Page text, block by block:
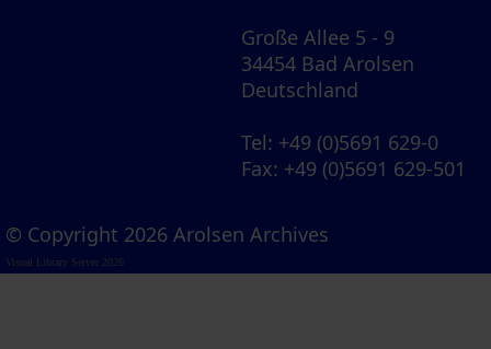
Große Allee 5 - 9
34454 Bad Arolsen
Deutschland
Tel: +49 (0)5691 629-0
Fax: +49 (0)5691 629-501
© Copyright 2026 Arolsen Archives
Visual Library Server 2026